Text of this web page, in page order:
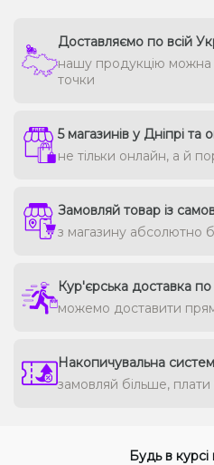
Доставляємо по всій
нашу продукцію можна
точки
5 магазинів у Дніпрі та
не тільки онлайн, а й
Замовляй товар із
з магазину абсолютно
Кур'єрська доставка
можемо доставити
Накопичувальна
замовляй більше,
Будь в курсі